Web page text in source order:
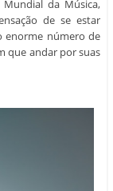
que andar por suas